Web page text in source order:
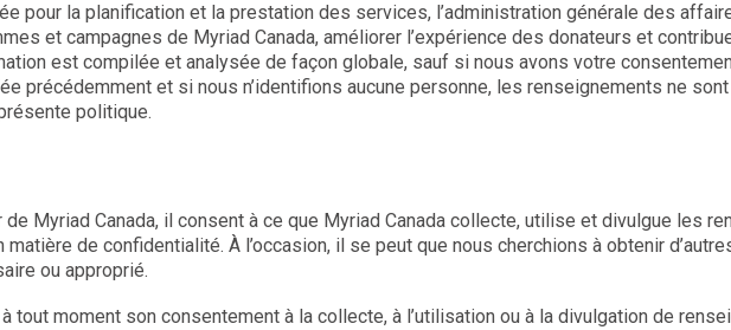
pour la planification et la prestation des services, l’administration générale des
et campagnes de Myriad Canada, améliorer l’expérience des donateurs et
est compilée et analysée de façon globale, sauf si nous avons votre
précédemment et si nous n’identifions aucune personne, les renseignements ne
politique.
de Myriad Canada, il consent à ce que Myriad Canada collecte, utilise et divulgue les
de confidentialité. À l’occasion, il se peut que nous cherchions à obtenir
ou approprié.
tout moment son consentement à la collecte, à l’utilisation ou à la divulgation de